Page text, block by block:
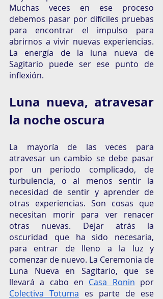
Muchas veces en ese proceso
debemos pasar por difíciles pruebas
para encontrar el impulso para
abrirnos a vivir nuevas experiencias.
La energía de la luna nueva de
Sagitario puede ser ese punto de
inflexión.
Luna nueva, atravesar
la noche oscura
La mayoría de las veces para
atravesar un cambio se debe pasar
por un periodo complicado, de
turbulencia, o al menos sentir la
necesidad de sentir y aprender de
otras experiencias. Son cosas que
necesitan morir para ver renacer
otras nuevas. Dejar atrás la
oscuridad que ha sido necesaria,
para entrar de lleno a la luz y
comenzar de nuevo. La Ceremonia de
Luna Nueva en Sagitario, que se
llevará a cabo en Casa Ronin
Colectiva Totuma es parte de ese